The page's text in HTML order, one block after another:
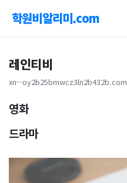
학원비알리미.com
레인티비
xn--oy2b25bmwcz3ln2b432b.com
영화
드라마